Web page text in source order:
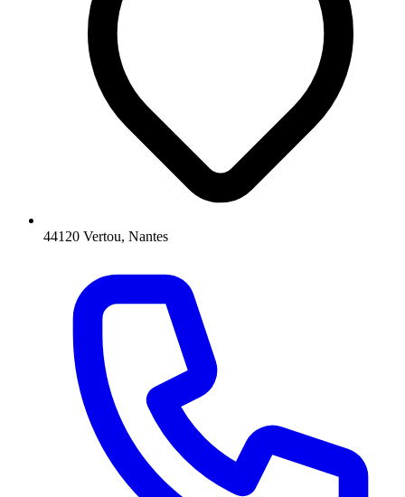
44120 Vertou, Nantes